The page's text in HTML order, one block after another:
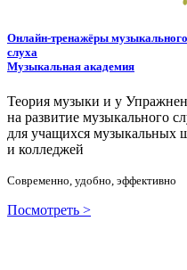
Онлайн-тренажёры музыкального
слуха
Музыкальная академия
Теория музыки и у У
на развитие музыкального
для учащихся музыкальных
и колледжей
Современно, удобно, эффективно
Посмотреть >